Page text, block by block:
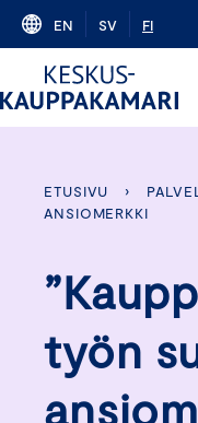
Skip
content
EN SV FI
ETUSIVU ›
ANSIOMERKKI
työn